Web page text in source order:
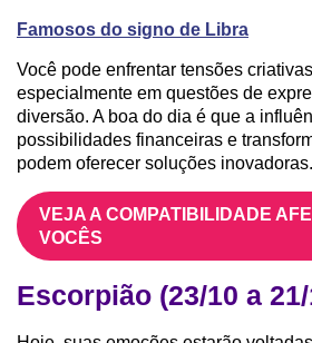
Famosos do signo de Libra
Você pode enfrentar tensões
especialmente em questões de
diversão. A boa do dia é que a
possibilidades financeiras e
podem oferecer soluções inovadoras.
VEJA A COMPATIBILIDADE
VOCÊS
Escorpião (23/10 a 21/